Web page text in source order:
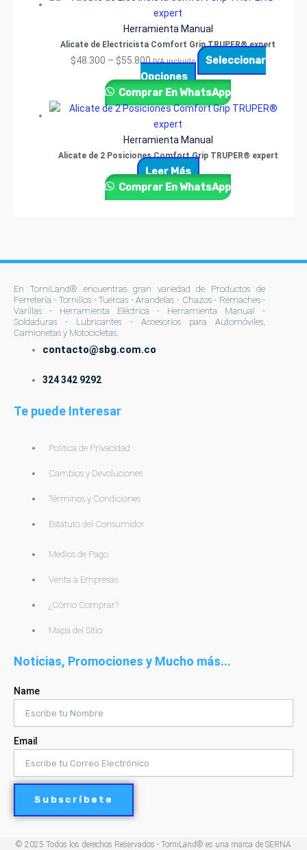
Herramienta Manual
Alicate de Electricista Comfort Grip TRUPER® expert
$48.300 – $55.800 IVA incluido
Seleccionar
Opciones
Comprar En WhatsApp
Herramienta Manual
Alicate de 2 Posiciones Comfort Grip TRUPER® expert
Leer Más
Comprar En WhatsApp
En TorniLand® encuentras gran variedad de Productos de
Ferretería - Tornillos - Tuercas - Arandelas - Chazos - Remaches -
Varillas - Herramienta Eléctrica - Herramienta Manual -
Soldaduras - Lubricantes - Accesorios para Automóviles,
Camionetas y Motocicletas.
contacto@sbg.com.co
324 342 9292
Te puede Interesar
Politica de Privacidad
Cambios y Devoluciones
Términos y Condiciones
Estatuto del Consumidor
Medios de Pago
Venta a Empresas
¿Cómo Comprar?
Mapa del Sitio
Noticias, Promociones y Mucho más...
Name
Email
Subscríbete
© 2025 Todos los derechos Reservados - TorniLand® es una marca de SERNA